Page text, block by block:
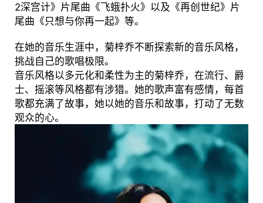
2深宫计》片尾曲《飞蛾扑火》以及《再创世纪》片
尾曲《只想与你再一起》等。
在她的音乐生涯中，菊梓乔不断探索新的音乐风格，
挑战自己的歌唱极限。
音乐风格以多元化和柔性为主的菊梓乔，在流行、爵
士、摇滚等风格都有涉猎。她的歌声富有感情，每首
歌都充满了故事，她以她的音乐和故事，打动了无数
观众的心。